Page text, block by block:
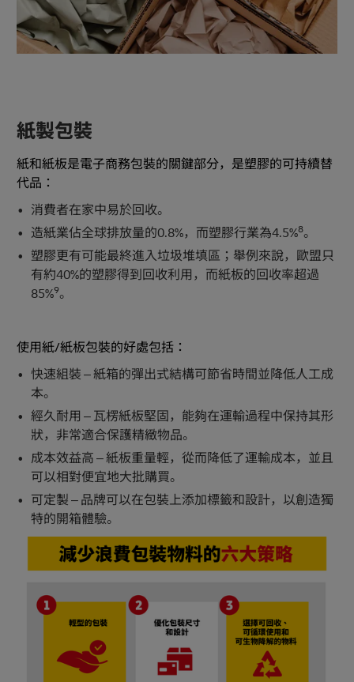
紙製包裝
紙和紙板是電子商務包裝的關鍵部分，是塑膠的可持續替
代品：
消費者在家中易於回收。
造紙業佔全球排放量的0.8%，而塑膠行業為4.5%8。
塑膠更有可能最終進入垃圾堆填區；舉例來說，歐盟只
有約40%的塑膠得到回收利用，而紙板的回收率超過
85%9。
使用紙/紙板包裝的好處包括：
快速組裝 – 紙箱的彈出式結構可節省時間並降低人工成
本。
經久耐用 – 瓦楞紙板堅固，能夠在運輸過程中保持其形
狀，非常適合保護精緻物品。
成本效益高 – 紙板重量輕，從而降低了運輸成本，並且
可以相對便宜地大批購買。
可定製 – 品牌可以在包裝上添加標籤和設計，以創造獨
特的開箱體驗。